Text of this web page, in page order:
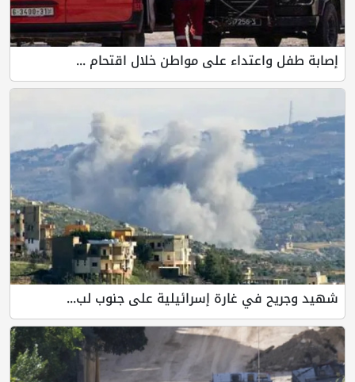
إصابة طفل واعتداء على مواطن خلال اقتحام ...
شهيد وجريح في غارة إسرائيلية على جنوب لب...